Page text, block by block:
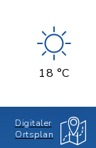
18 °C
Digitaler
Ortsplan